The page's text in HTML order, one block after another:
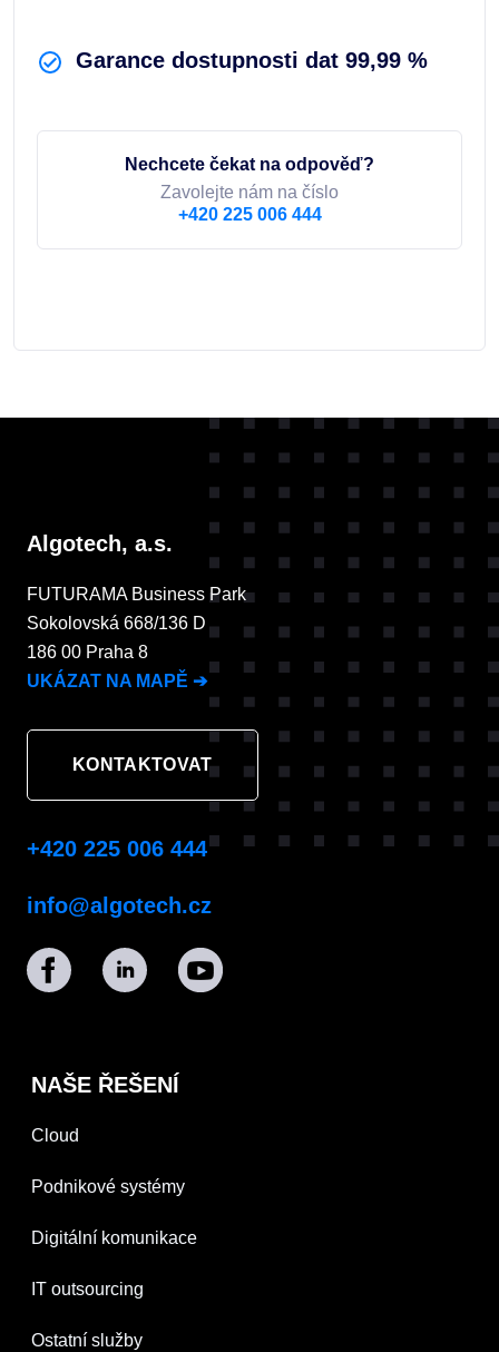
Garance dostupnosti dat 99,99 %
Nechcete čekat na odpověď?
Zavolejte nám na číslo
+420 225 006 444
Algotech, a.s.
FUTURAMA Business Park
Sokolovská 668/136 D
186 00 Praha 8
UKÁZAT NA MAPĚ ➔
KONTAKTOVAT
+420 225 006 444
info@algotech.cz
NAŠE ŘEŠENÍ
Cloud
Podnikové systémy
Digitální komunikace
IT outsourcing
Ostatní služby